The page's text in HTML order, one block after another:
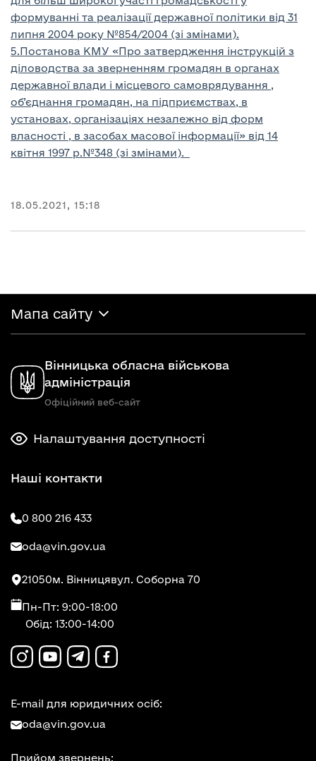
формуванні та реалізації державної політики від 31
липня 2004 року №854/2004 (зі змінами).
5.Постанова КМУ «Про затвердження інструкцій з
діловодства за зверненням громадян в органах
державної влади і місцевого самоврядування ,
об’єднання громадян, на підприємствах, в
установах, організаціях незалежно від форм
власності , в засобах масової інформації» від 14
квітня 1997 р.№348 (зі змінами).
18.05.2021, 15:18
Мапа сайту
Вінницька обласна військова
адміністрація
Офіційний веб-сайт
Налаштування доступності
Наші контакти
0 800 216 433
oda@vin.gov.ua
21050м. Вінницявул. Соборна 70
Пн-Пт: 9:00-18:00
Обід: 13:00-14:00
E-mail для юридичних осіб:
oda@vin.gov.ua
Прийом звернень: